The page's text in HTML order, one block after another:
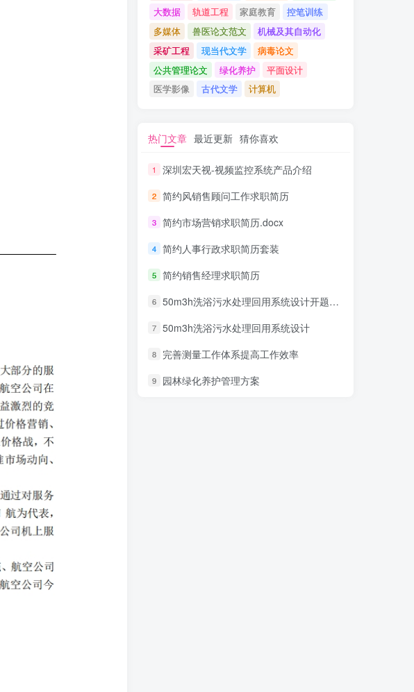
大数据
轨道工程 家庭教育
控笔训练
多媒体
兽医论文范文
机械及其自动化
采矿工程
现当代文学
病毒论文
公共管理论文
绿化养护
平面设计
医学影像
古代文学 计算机
热门文章 最近更新 猜你喜欢
1 深圳宏天视-视频监控系统产品介绍
2 简约风销售顾问工作求职简历
3 简约市场营销求职简历.docx
4 简约人事行政求职简历套装
5 简约销售经理求职简历
6 50m3h洗浴污水处理回用系统设计开题报告
7 50m3h洗浴污水处理回用系统设计
8 完善测量工作体系提高工作效率
9 园林绿化养护管理方案